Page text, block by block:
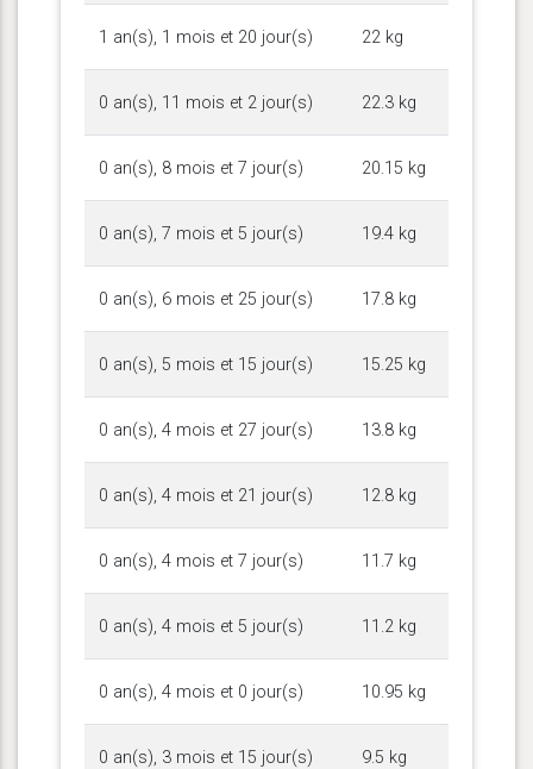
1 an(s), 1 mois et 20 jour(s) 22 kg
0 an(s), 11 mois et 2 jour(s) 22.3 kg
0 an(s), 8 mois et 7 jour(s) 20.15 kg
0 an(s), 7 mois et 5 jour(s) 19.4 kg
0 an(s), 6 mois et 25 jour(s) 17.8 kg
0 an(s), 5 mois et 15 jour(s) 15.25 kg
0 an(s), 4 mois et 27 jour(s) 13.8 kg
0 an(s), 4 mois et 21 jour(s) 12.8 kg
0 an(s), 4 mois et 7 jour(s) 11.7 kg
0 an(s), 4 mois et 5 jour(s) 11.2 kg
0 an(s), 4 mois et 0 jour(s) 10.95 kg
0 an(s), 3 mois et 15 jour(s) 9.5 kg